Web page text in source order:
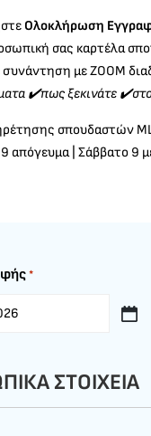
Ολοκλήρωση
σας καρτέλα
με ΖΟΟΜ
✔️πως ξεκινάτε
σπουδαστών
απόγευμα | Σάββατο 9
*
ΣΤΟΙΧΕΙΑ